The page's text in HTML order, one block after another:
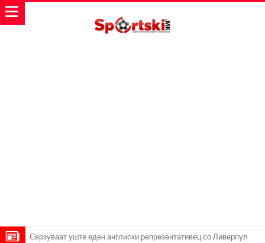
Замена за Влаховиќ: Напаѓачот на Манчестер доаѓа во Јувентус!